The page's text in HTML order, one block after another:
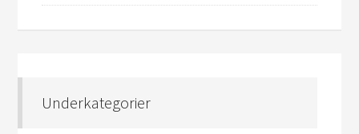
Underkategorier